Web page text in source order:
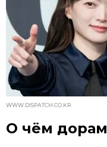
WWW.DISPATCH.CO.KR
О чём